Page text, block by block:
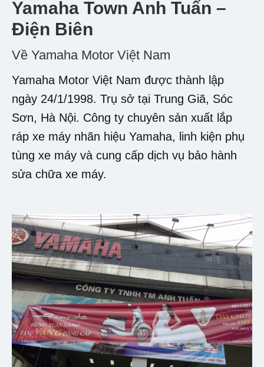
Yamaha Town Anh Tuấn –
Điện Biên
Về Yamaha Motor Việt Nam
Yamaha Motor Việt Nam được thành lập
ngày 24/1/1998. Trụ sở tại Trung Giã, Sóc
Sơn, Hà Nội. Công ty chuyên sản xuất lắp
ráp xe máy nhãn hiệu Yamaha, linh kiện phụ
tùng xe máy và cung cấp dịch vụ bảo hành
sửa chữa xe máy.